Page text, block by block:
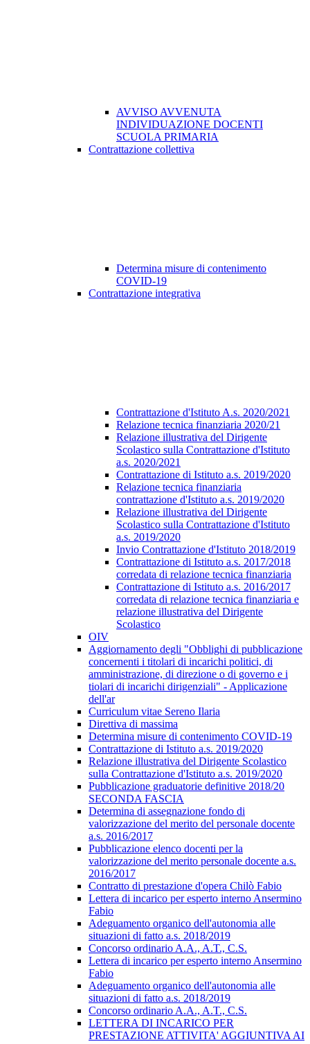
AVVISO AVVENUTA
INDIVIDUAZIONE DOCENTI
SCUOLA PRIMARIA
Contrattazione collettiva
Determina misure di contenimento
COVID-19
Contrattazione integrativa
Contrattazione d'Istituto A.s. 2020/2021
Relazione tecnica finanziaria 2020/21
Relazione illustrativa del Dirigente
Scolastico sulla Contrattazione d'Istituto
a.s. 2020/2021
Contrattazione di Istituto a.s. 2019/2020
Relazione tecnica finanziaria
contrattazione d'Istituto a.s. 2019/2020
Relazione illustrativa del Dirigente
Scolastico sulla Contrattazione d'Istituto
a.s. 2019/2020
Invio Contrattazione d'Istituto 2018/2019
Contrattazione di Istituto a.s. 2017/2018
corredata di relazione tecnica finanziaria
Contrattazione di Istituto a.s. 2016/2017
corredata di relazione tecnica finanziaria e
relazione illustrativa del Dirigente
Scolastico
OIV
Aggiornamento degli "Obblighi di pubblicazione
concernenti i titolari di incarichi politici, di
amministrazione, di direzione o di governo e i
tiolari di incarichi dirigenziali" - Applicazione
dell'ar
Curriculum vitae Sereno Ilaria
Direttiva di massima
Determina misure di contenimento COVID-19
Contrattazione di Istituto a.s. 2019/2020
Relazione illustrativa del Dirigente Scolastico
sulla Contrattazione d'Istituto a.s. 2019/2020
Pubblicazione graduatorie definitive 2018/20
SECONDA FASCIA
Determina di assegnazione fondo di
valorizzazione del merito del personale docente
a.s. 2016/2017
Pubblicazione elenco docenti per la
valorizzazione del merito personale docente a.s.
2016/2017
Contratto di prestazione d'opera Chilò Fabio
Lettera di incarico per esperto interno Ansermino
Fabio
Adeguamento organico dell'autonomia alle
situazioni di fatto a.s. 2018/2019
Concorso ordinario A.A., A.T., C.S.
Lettera di incarico per esperto interno Ansermino
Fabio
Adeguamento organico dell'autonomia alle
situazioni di fatto a.s. 2018/2019
Concorso ordinario A.A., A.T., C.S.
LETTERA DI INCARICO PER
PRESTAZIONE ATTIVITA' AGGIUNTIVA AI